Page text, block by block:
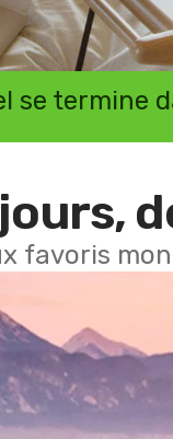
se termine
favoris